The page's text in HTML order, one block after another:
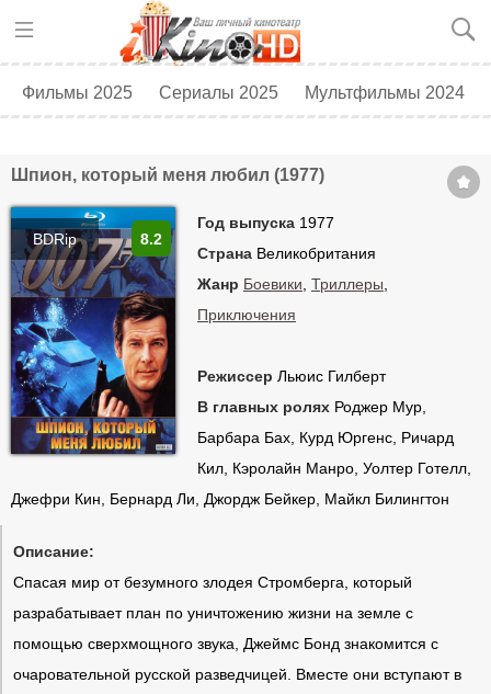
Фильмы 2025 Сериалы 2025 Мультфильмы 2024
Шпион, который меня любил (1977)
BDRip
Год выпуска 1977
Страна Великобритания
Жанр Боевики Триллеры
Приключения
Режиссер Льюис Гилберт
В главных ролях Роджер Мур,
Барбара Бах, Курд Юргенс, Ричард
Кил, Кэролайн Манро, Уолтер Готелл,
Джефри Кин, Бернард Ли, Джордж Бейкер, Майкл Билингтон
8.2
Описание:
Спасая мир от безумного злодея Стромберга, который
разрабатывает план по уничтожению жизни на земле с
помощью сверхмощного звука, Джеймс Бонд знакомится с
очаровательной русской разведчицей. Вместе они вступают в